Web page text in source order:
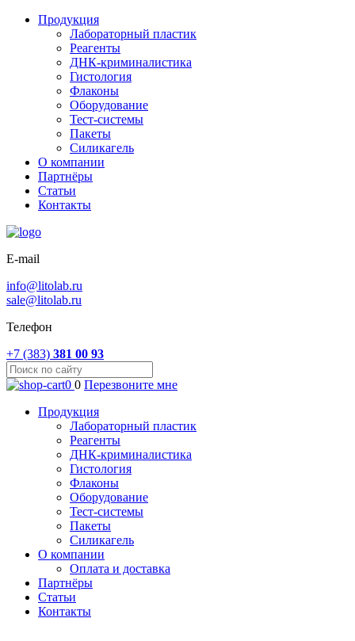
Продукция
Лабораторный пластик
Реагенты
ДНК-криминалистика
Гистология
Флаконы
Оборудование
Тест-системы
Пакеты
Силикагель
О компании
Партнёры
Статьи
Контакты
E-mail
info@litolab.ru
sale@litolab.ru
Телефон
+7 (383) 381 00 93
0 0 Перезвоните мне
Продукция
Лабораторный пластик
Реагенты
ДНК-криминалистика
Гистология
Флаконы
Оборудование
Тест-системы
Пакеты
Силикагель
О компании
Оплата и доставка
Партнёры
Статьи
Контакты